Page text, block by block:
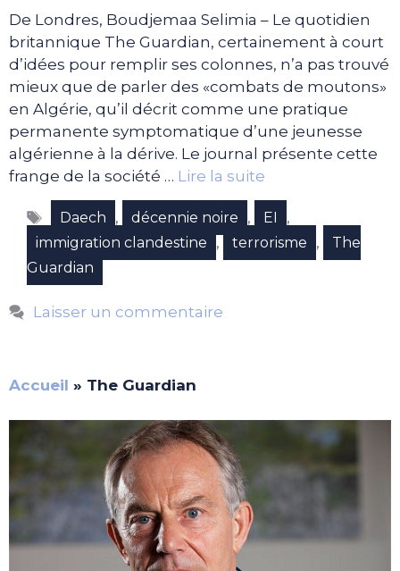
De Londres, Boudjemaa Selimia – Le quotidien
britannique The Guardian, certainement à court
d’idées pour remplir ses colonnes, n’a pas trouvé
mieux que de parler des «combats de moutons»
en Algérie, qu’il décrit comme une pratique
permanente symptomatique d’une jeunesse
algérienne à la dérive. Le journal présente cette
frange de la société … Lire la suite
Étiquettes
Daech , décennie noire , EI ,
immigration clandestine , terrorisme ,
The
Guardian
Laisser un commentaire
Accueil » The Guardian